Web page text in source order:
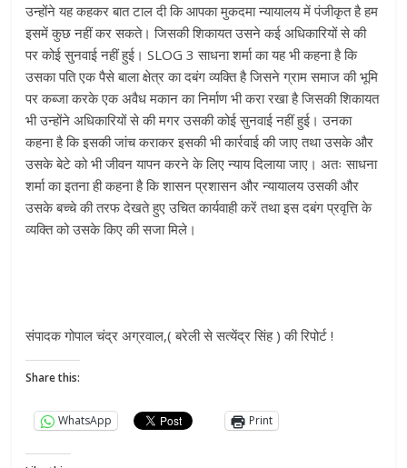
उन्होंने यह कहकर बात टाल दी कि आपका मुकदमा न्यायालय में पंजीकृत है हम
इसमें कुछ नहीं कर सकते। जिसकी शिकायत उसने कई अधिकारियों से की
पर कोई सुनवाई नहीं हुई। SLOG 3 साधना शर्मा का यह भी कहना है कि
उसका पति एक पैसे बाला क्षेत्र का दबंग व्यक्ति है जिसने ग्राम समाज की भूमि
पर कब्जा करके एक अवैध मकान का निर्माण भी करा रखा है जिसकी शिकायत
भी उन्होंने अधिकारियों से की मगर उसकी कोई सुनवाई नहीं हुई। उनका
कहना है कि इसकी जांच कराकर इसकी भी कार्रवाई की जाए तथा उसके और
उसके बेटे को भी जीवन यापन करने के लिए न्याय दिलाया जाए। अतः साधना
शर्मा का इतना ही कहना है कि शासन प्रशासन और न्यायालय उसकी और
उसके बच्चे की तरफ देखते हुए उचित कार्यवाही करें तथा इस दबंग प्रवृत्ति के
व्यक्ति को उसके किए की सजा मिले।
संपादक गोपाल चंद्र अग्रवाल,( बरेली से सत्येंद्र सिंह ) की रिपोर्ट !
Share this:
WhatsApp Print